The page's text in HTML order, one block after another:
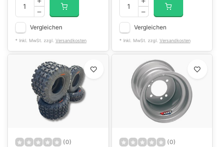
Vergleichen
* Inkl. MwSt. zzgl. Versandkosten
Vergleichen
* Inkl. MwSt. zzgl. Versandkosten
(0) (0)